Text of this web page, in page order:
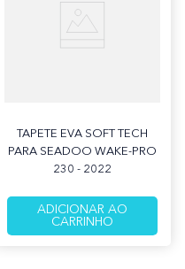
TAPETE EVA SOFT TECH
PARA SEADOO WAKE-PRO
230 - 2022
ADICIONAR AO
CARRINHO